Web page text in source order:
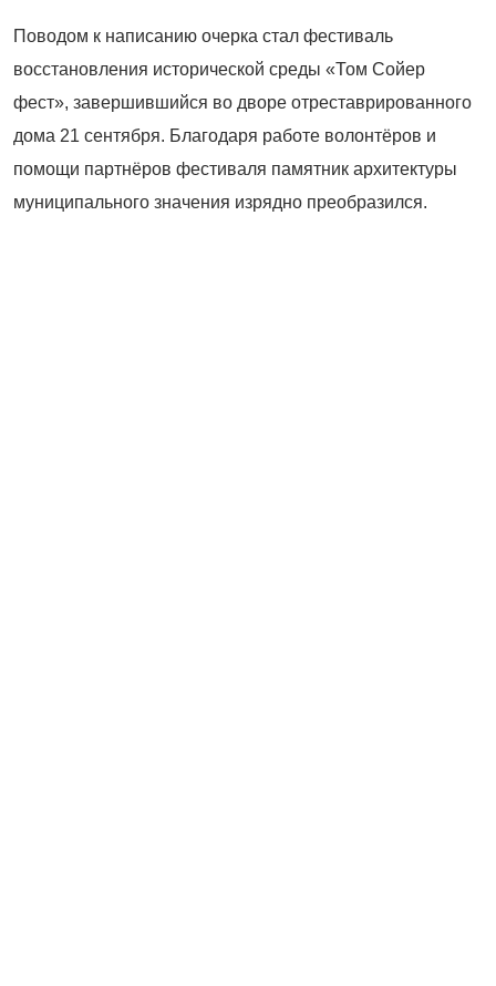
Поводом к написанию очерка стал фестиваль
восстановления исторической среды «Том Сойер
фест», завершившийся во дворе отреставрированного
дома 21 сентября. Благодаря работе волонтёров и
помощи партнёров фестиваля памятник архитектуры
муниципального значения изрядно преобразился.